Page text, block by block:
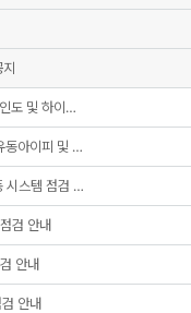
도 및 하이…
아이피 및 …
스템 점검 …
검 안내
안내
안내